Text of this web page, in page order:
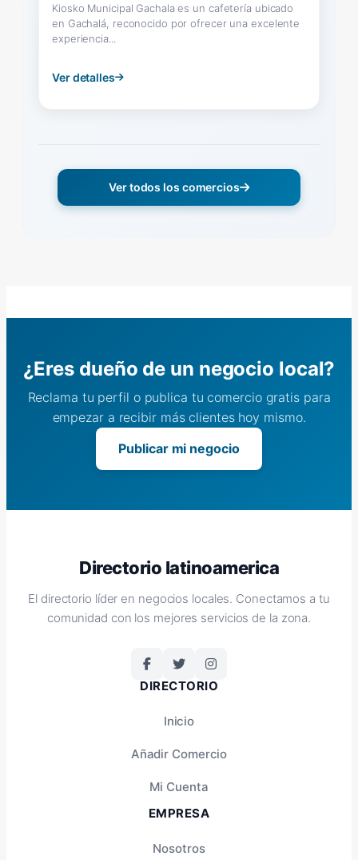
Kiosko Municipal Gachala es un cafetería ubicado
en Gachalá, reconocido por ofrecer una excelente
experiencia...
Ver detalles
Ver todos los comercios
¿Eres dueño de un negocio local?
Reclama tu perfil o publica tu comercio gratis para
empezar a recibir más clientes hoy mismo.
Publicar mi negocio
Directorio latinoamerica
El directorio líder en negocios locales. Conectamos a tu
comunidad con los mejores servicios de la zona.
DIRECTORIO
Inicio
Añadir Comercio
Mi Cuenta
EMPRESA
Nosotros